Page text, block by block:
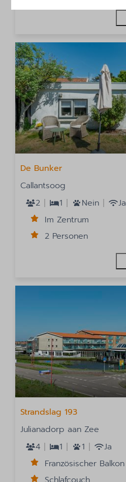
De Bunker
Callantsoog
2
1 Nein
Ja
Im Zentrum
2 Personen
Strandslag 193
Julianadorp aan Zee
4
1 1
Ja
Französischer Balkon